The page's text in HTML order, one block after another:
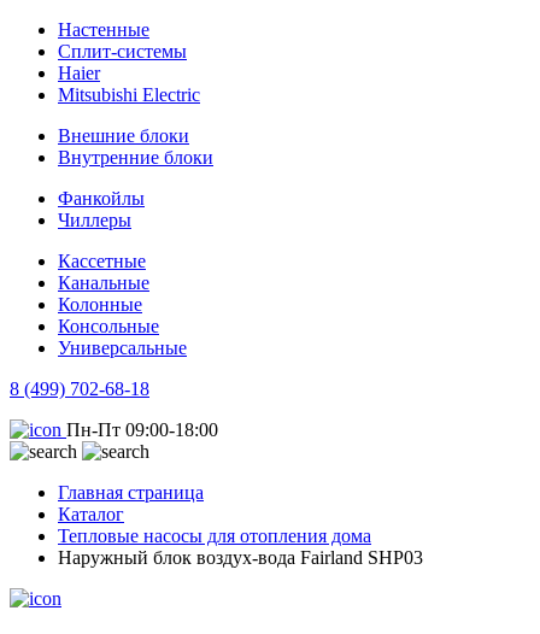
Настенные
Сплит-системы
Haier
Mitsubishi Electric
Внешние блоки
Внутренние блоки
Фанкойлы
Чиллеры
Кассетные
Канальные
Колонные
Консольные
Универсальные
8 (499) 702-68-18
Пн-Пт 09:00-18:00
Главная страница
Каталог
Тепловые насосы для отопления дома
Наружный блок воздух-вода Fairland SHP03